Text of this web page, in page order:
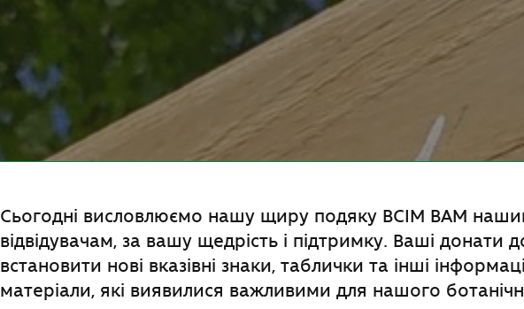
Сьогодні висловлюємо нашу щиру подяку ВСІМ ВАМ
відвідувачам, за вашу щедрість і підтримку. Ваші донати
встановити нові вказівні знаки, таблички та інші
матеріали, які виявилися важливими для нашого